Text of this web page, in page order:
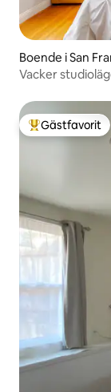
Boende i San
Vacker
Populär
Gästfavorit